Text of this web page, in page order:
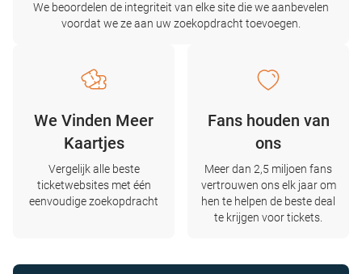
We beoordelen de integriteit van elke site die we aanbevelen
voordat we ze aan uw zoekopdracht toevoegen.
We Vinden Meer
Kaartjes
Vergelijk alle beste
ticketwebsites met één
eenvoudige zoekopdracht
Fans houden van
ons
Meer dan 2,5 miljoen fans
vertrouwen ons elk jaar om
hen te helpen de beste deal
te krijgen voor tickets.